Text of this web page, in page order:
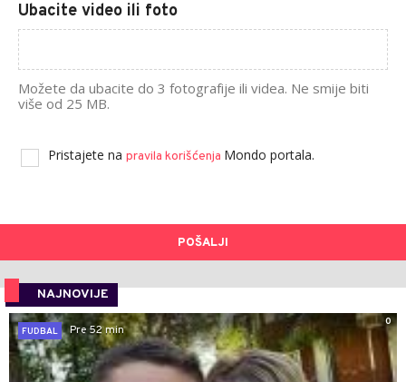
Ubacite video ili foto
Možete da ubacite do 3 fotografije ili videa. Ne smije biti
više od 25 MB.
Pristajete na pravila korišćenja Mondo portala.
POŠALJI
NAJNOVIJE
0
FUDBAL
Pre 52 min